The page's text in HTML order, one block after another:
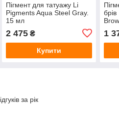
Пігмент для татуажу Li
Pigments Aqua Steel Gray.
15 мл
2 475₴
Купити
1
за рік